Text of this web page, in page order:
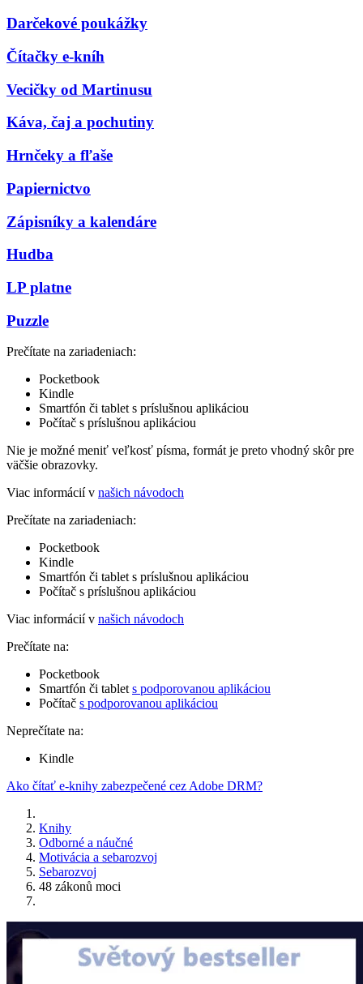
Darčekové poukážky
Čítačky e-kníh
Vecičky od Martinusu
Káva, čaj a pochutiny
Hrnčeky a fľaše
Papiernictvo
Zápisníky a kalendáre
Hudba
LP platne
Puzzle
Prečítate na zariadeniach:
Pocketbook
Kindle
Smartfón či tablet s príslušnou aplikáciou
Počítač s príslušnou aplikáciou
Nie je možné meniť veľkosť písma, formát je preto vhodný skôr pre
väčšie obrazovky.
Viac informácií v našich návodoch
Prečítate na zariadeniach:
Pocketbook
Kindle
Smartfón či tablet s príslušnou aplikáciou
Počítač s príslušnou aplikáciou
Viac informácií v našich návodoch
Prečítate na:
Pocketbook
Smartfón či tablet s podporovanou aplikáciou
Počítač s podporovanou aplikáciou
Neprečítate na:
Kindle
Ako čítať e-knihy zabezpečené cez Adobe DRM?
Knihy
Odborné a náučné
Motivácia a sebarozvoj
Sebarozvoj
48 zákonů moci